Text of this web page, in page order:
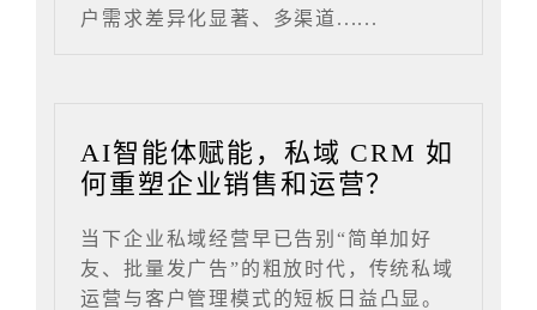
户需求差异化显著、多渠道......
AI智能体赋能，私域 CRM 如
何重塑企业销售和运营？
当下企业私域经营早已告别“简单加好
友、批量发广告”的粗放时代，传统私域
运营与客户管理模式的短板日益凸显。